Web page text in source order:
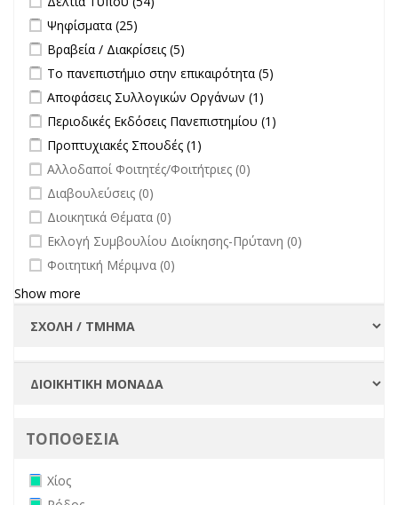
Apply Ψηφίσματα filter
Ψηφίσματα (25)
Apply Βραβεία / Διακρίσεις filter
Βραβεία / Διακρίσεις (5)
Apply Το πανεπιστήμιο στην επικαιρότητα filter
Το πανεπιστήμιο στην επικαιρότητα (5)
Apply Αποφάσεις Συλλογικών Οργάνων filter
Αποφάσεις Συλλογικών Οργάνων (1)
Οργάνων filter
Apply Περιοδικές Εκδόσεις Πανεπιστημίου filter
Περιοδικές Εκδόσεις Πανεπιστημίου (1)
Apply Προπτυχιακές Σπουδές filter
Προπτυχιακές Σπουδές (1)
undefined
Αλλοδαποί Φοιτητές/Φοιτήτριες (0)
undefined
Διαβουλεύσεις (0)
undefined
Διοικητικά Θέματα (0)
undefined
Εκλογή Συμβουλίου Διοίκησης-Πρύτανη (0)
undefined
Φοιτητική Μέριμνα (0)
Show more
ΤΟΠΟΘΕΣΙΑ
Remove Χίος filter
Χίος
Remove Ρόδος filter